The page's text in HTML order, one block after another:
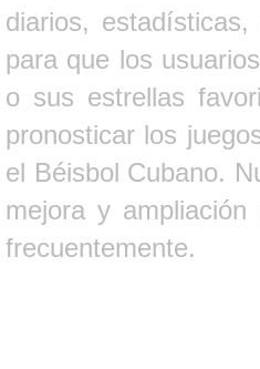
diarios,
para que los
o sus estrellas
pronosticar los
el Béisbol Cubano.
mejora y
frecuentemente.